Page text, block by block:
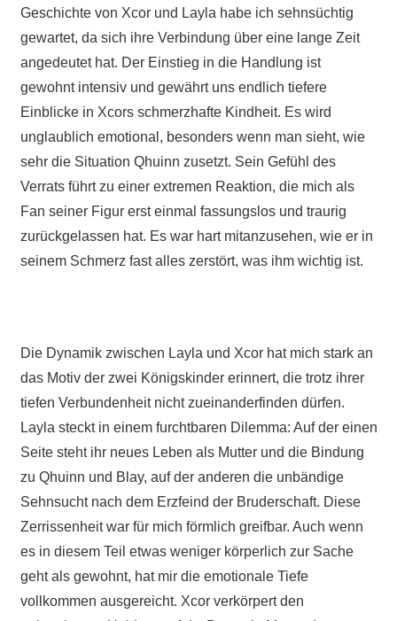
Geschichte von Xcor und Layla habe ich sehnsüchtig
gewartet, da sich ihre Verbindung über eine lange Zeit
angedeutet hat. Der Einstieg in die Handlung ist
gewohnt intensiv und gewährt uns endlich tiefere
Einblicke in Xcors schmerzhafte Kindheit. Es wird
unglaublich emotional, besonders wenn man sieht, wie
sehr die Situation Qhuinn zusetzt. Sein Gefühl des
Verrats führt zu einer extremen Reaktion, die mich als
Fan seiner Figur erst einmal fassungslos und traurig
zurückgelassen hat. Es war hart mitanzusehen, wie er in
seinem Schmerz fast alles zerstört, was ihm wichtig ist.
Die Dynamik zwischen Layla und Xcor hat mich stark an
das Motiv der zwei Königskinder erinnert, die trotz ihrer
tiefen Verbundenheit nicht zueinanderfinden dürfen.
Layla steckt in einem furchtbaren Dilemma: Auf der einen
Seite steht ihr neues Leben als Mutter und die Bindung
zu Qhuinn und Blay, auf der anderen die unbändige
Sehnsucht nach dem Erzfeind der Bruderschaft. Diese
Zerrissenheit war für mich förmlich greifbar. Auch wenn
es in diesem Teil etwas weniger körperlich zur Sache
geht als gewohnt, hat mir die emotionale Tiefe
vollkommen ausgereicht. Xcor verkörpert den